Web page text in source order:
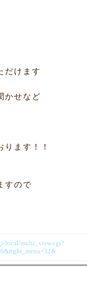
だけます
かせなど
ます！！
すので
local/multi_view.cgi?